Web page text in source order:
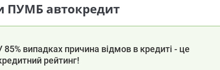
ПУМБ автокредит
85% випадках причина відмов в кредиті - це
рейтинг!